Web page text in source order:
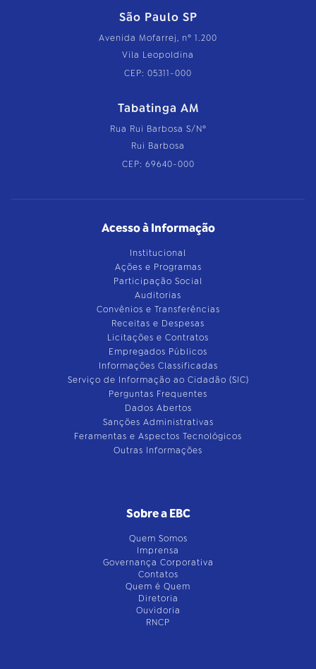
São Paulo SP
Avenida Mofarrej, nº 1.200
Vila Leopoldina
CEP: 05311-000
Tabatinga AM
Rua Rui Barbosa S/Nº
Rui Barbosa
CEP: 69640-000
Acesso à Informação
Institucional
Ações e Programas
Participação Social
Auditorias
Convênios e Transferências
Receitas e Despesas
Licitações e Contratos
Empregados Públicos
Informações Classificadas
Serviço de Informação ao Cidadão (SIC)
Perguntas Frequentes
Dados Abertos
Sanções Administrativas
Feramentas e Aspectos Tecnológicos
Outras Informações
Sobre a EBC
Quem Somos
Imprensa
Governança Corporativa
Contatos
Quem é Quem
Diretoria
Ouvidoria
RNCP